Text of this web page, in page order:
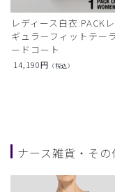
レディース白衣:PACKレ
ギュラーフィットテーラ
ードコート
14,190円 （税込）
ナース雑貨・その